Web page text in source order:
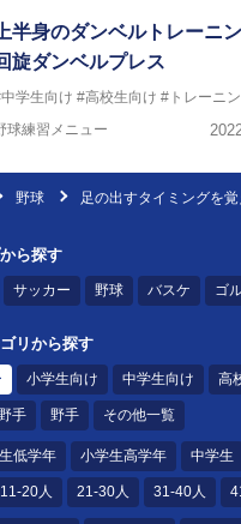
上半身のダンベルトレーニ
旋ダンベルプレス
学生向け #高校生向け #トレーニ
球練習メニュー
野球 足の出すタイミングを
ら探す
サッカー 野球 バスケ ゴ
リから探す
小学生向け 中学生向け 高
手 野手 その他一覧
低学年 小学生高学年 中学生
11-20人 21-30人 31-40人